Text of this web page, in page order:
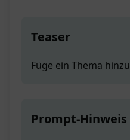
Teaser
Füge ein Thema hinzu
Prompt-Hinweis